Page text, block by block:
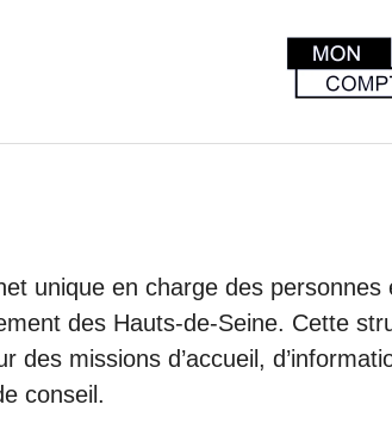
unique en charge des personnes
des Hauts-de-Seine. Cette
des missions d’accueil,
conseil.